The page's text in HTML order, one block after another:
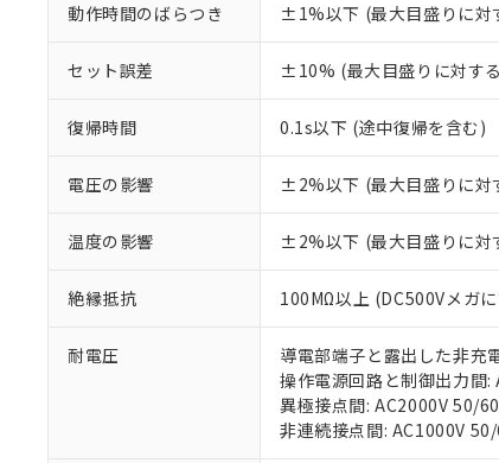
動作時間のばらつき ±1%以下 (最大目盛りに対
セット誤差 ±10% (最大目盛りに対す
復帰時間 0.1s以下 (途中復帰を含む)
電圧の影響 ±2%以下 (最大目盛りに対
温度の影響 ±2%以下 (最大目盛りに対
絶縁抵抗 100MΩ以上 (DC500Vメガ
耐電圧
導電部端子と露出した非
操作電源回路と制御出力
異極接点間: AC2000V 50/
非連続接点間: AC1000V
ご利用
以下の条件を
くもので
当社制御
在庫状況
のであり
い。
当社販
オムロン
在庫状況
す。
マイパ
対応予定なし
調査・確認中
非該当品：ラ
仕入先様の事
があります。
鉛(Pb) 1000ppm
ル（DBP）
※2 対応予
部品在庫の切
※1 中国
「○」：最大
「×」：最大
「－」：未確
*中国RoHS10物質
Pb(鉛) :1000ppm
Cr(Ⅵ)(六価クロム)
DBP(フタル酸ジ
DEHP(フタル酸ビ
※2 環境保
「ｅ」：有害
当社は
う）を輸
当社は規
ます。
当社は貴
置等に一
当社は
また当社
たしませ
記
号
説明
○ 一
△ 一定
－
在庫
機器